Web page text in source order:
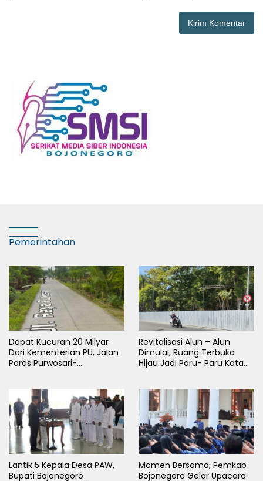
Pemerintahan
Dapat Kucuran 20 Milyar
Dari Kementerian PU, Jalan
Poros Purwosari-
Revitalisasi Alun – Alun
Dimulai, Ruang Terbuka
Hijau Jadi Paru- Paru Kota
Lantik 5 Kepala Desa PAW,
Bupati Bojonegoro
Momen Bersama, Pemkab
Bojonegoro Gelar Upacara